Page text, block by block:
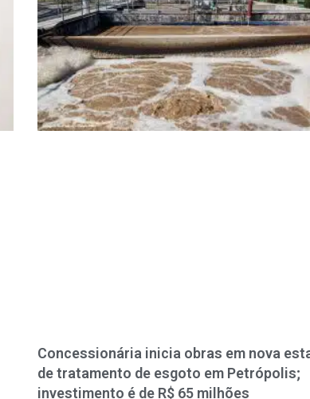
Concessionária inicia obras em nova
de tratamento de esgoto em Petrópolis;
investimento é de R$ 65 milhões